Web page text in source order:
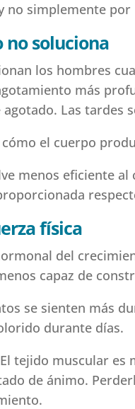
no simplemente
no soluciona
los hombres
más
Las
el cuerpo
menos eficiente
física
del
capaz de
se sienten más
durante días.
tejido muscular
de ánimo.